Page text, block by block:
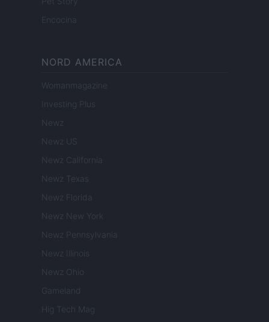
Encocina
NORD AMERICA
Womanmagazine
Investing Plus
Newz
Newz US
Newz California
Newz Texas
Newz Florida
Newz New York
Newz Pennsylvania
Newz Illinois
Newz Ohio
Gameland
Hig Tech Mag